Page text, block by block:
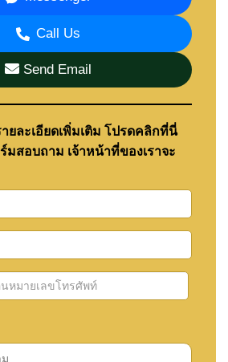
Call Us
Send Email
ยละเอียดเพิ่มเติม โปรดคลิกที่นี่
สอบถาม เจ้าหน้าที่ของเราจะ